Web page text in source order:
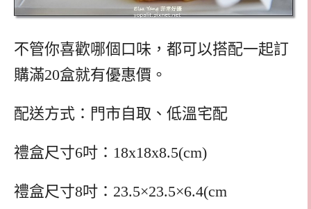
不管你喜歡哪個口味，都可以搭配一起訂
購滿20盒就有優惠價。
配送方式：門市自取、低溫宅配
禮盒尺寸6吋：18x18x8.5(cm)
禮盒尺寸8吋：23.5×23.5×6.4(cm